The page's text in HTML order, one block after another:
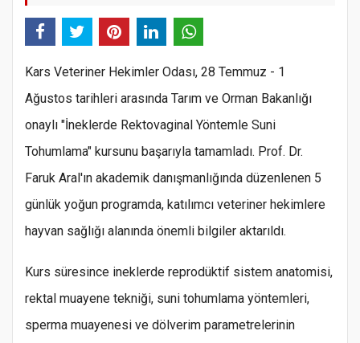
Kars Veteriner Hekimler Odası, 28 Temmuz - 1
Ağustos tarihleri arasında Tarım ve Orman Bakanlığı
onaylı "İneklerde Rektovaginal Yöntemle Suni
Tohumlama" kursunu başarıyla tamamladı. Prof. Dr.
Faruk Aral'ın akademik danışmanlığında düzenlenen 5
günlük yoğun programda, katılımcı veteriner hekimlere
hayvan sağlığı alanında önemli bilgiler aktarıldı.
Kurs süresince ineklerde reprodüktif sistem anatomisi,
rektal muayene tekniği, suni tohumlama yöntemleri,
sperma muayenesi ve dölverim parametrelerinin